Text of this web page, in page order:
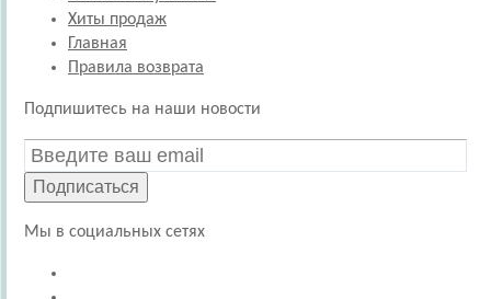
Хиты продаж
Главная
Правила возврата
Подпишитесь на наши новости
Подписаться
Мы в социальных сетях